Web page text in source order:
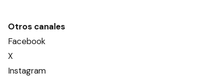
Otros canales
Facebook
X
Instagram